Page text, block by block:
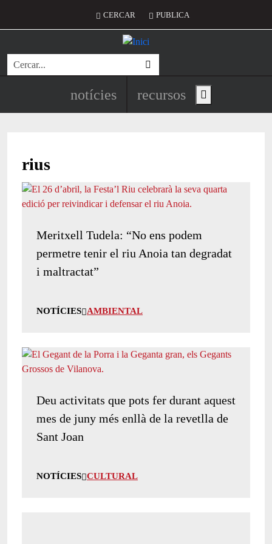
Menú del compte d'usuari
CERCAR PUBLICA
Cerca
Navegació principal de
notícies recursos Show main menu
rius
Meritxell Tudela: “No ens podem
permetre tenir el riu Anoia tan degradat
i maltractat”
NOTÍCIES AMBIENTAL
Deu activitats que pots fer durant aquest
mes de juny més enllà de la revetlla de
Sant Joan
NOTÍCIES CULTURAL